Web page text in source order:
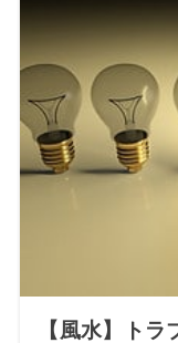
【風水】ト